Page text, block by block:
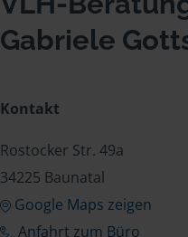
Gabriele
Kontakt
Rostocker Str. 49a
34225 Baunatal
Google Maps zeigen
Anfahrt zum Büro